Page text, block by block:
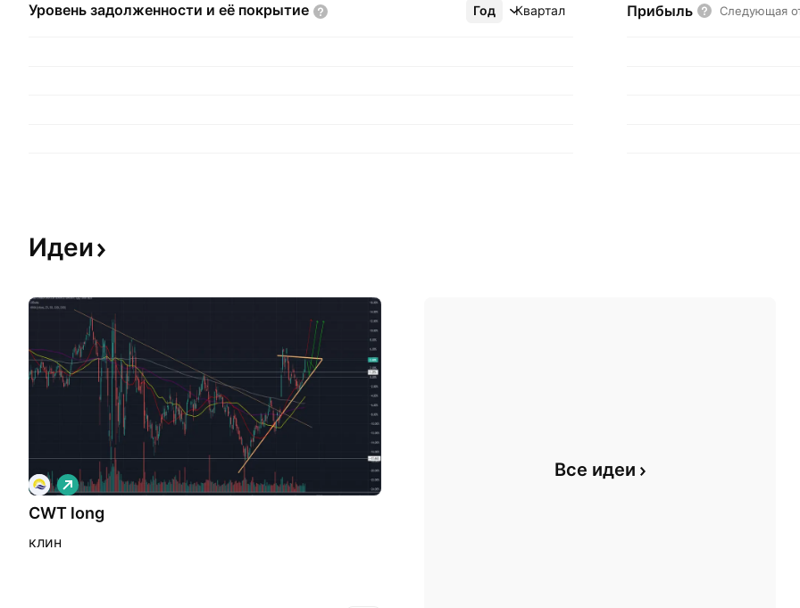
Уровень задолженности и её покрытие Год Квартал
Ещё Прибыль Следующая
Идеи
CWT long
клин
Д
л
и
н
Все идеи